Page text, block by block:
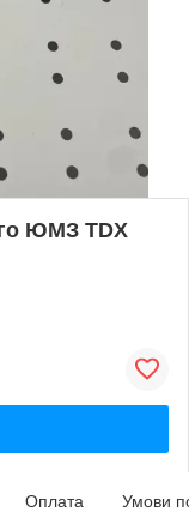
ЮМЗ TDX
Оплата Умови